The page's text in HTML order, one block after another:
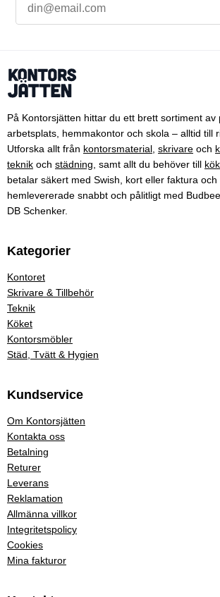
På Kontorsjätten hittar du ett brett sortiment av
arbetsplats, hemmakontor och skola – alltid till
Utforska allt från kontorsmaterial skrivare och
teknik och städning , samt allt du behöver till
betalar säkert med Swish, kort eller faktura
hemlevererade snabbt och pålitligt med
DB Schenker.
Kategorier
Kontoret
Skrivare & Tillbehör
Teknik
Köket
Kontorsmöbler
Städ, Tvätt & Hygien
Kundservice
Om Kontorsjätten
Kontakta oss
Betalning
Returer
Leverans
Reklamation
Allmänna villkor
Integritetspolicy
Cookies
Mina fakturor